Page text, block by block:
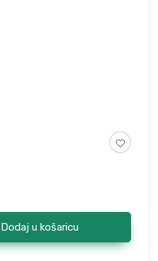
Dodaj u košaricu